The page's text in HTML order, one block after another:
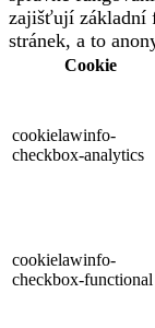
zajišťují základní
stránek, a to
Cookie
cookielawinfo-
checkbox-analytics
cookielawinfo-
checkbox-functional